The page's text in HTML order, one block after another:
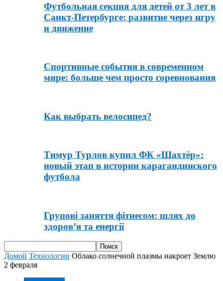
Футбольная секция для детей от 3 лет в
Санкт-Петербурге: развитие через игру
и движение
Спортивные события в современном
мире: больше чем просто соревнования
Как выбрать велосипед?
Тимур Турлов купил ФК «Шахтёр»:
новый этап в истории карагандинского
футбола
Групові заняття фітнесом: шлях до
здоров’я та енергії
Домой Технологии Облако солнечной плазмы накроет Землю
2 февраля